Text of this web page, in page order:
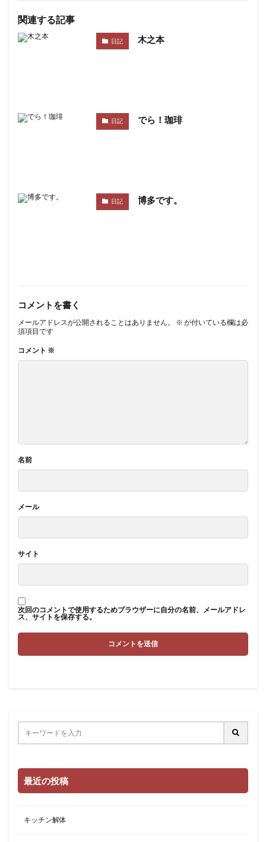
関連する記事
日記 木之本
日記 でら！珈琲
日記 博多です。
コメントを書く
メールアドレスが公開されることはありません。 ※ が付いている欄は必
須項目です
コメント ※
名前
メール
サイト
次回のコメントで使用するためブラウザーに自分の名前、メールアドレ
ス、サイトを保存する。
最近の投稿
キッチン解体